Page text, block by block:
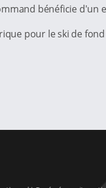
bénéficie d'un
pour le ski de